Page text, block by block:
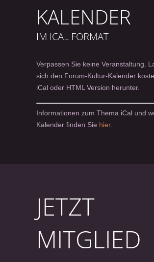
KALENDER
IM ICAL FORMAT
Verpassen Sie keine Veranstaltung.
sich den Forum-Kultur-Kalender
iCal oder HTML Version herunter.
Informationen zum Thema iCal und
Kalender finden Sie hier
JETZT
MITGLIED